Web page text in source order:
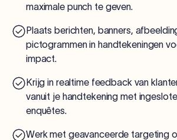
maximale punch te geven.
Plaats berichten, banners,
pictogrammen in handtekeningen
impact.
Krijg in realtime feedback van
vanuit je handtekening met
enquêtes.
Werk met geavanceerde targeting